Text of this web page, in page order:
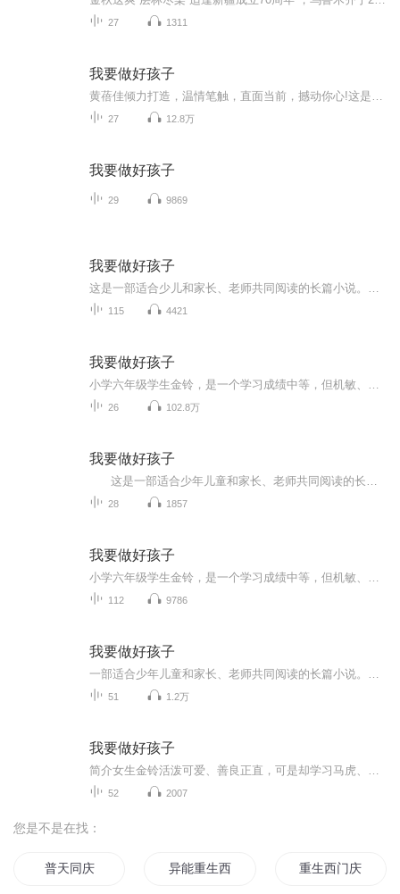
27 1311
我要做好孩子
27 12.8万
我要做好孩子
29 9869
我要做好孩子
115 4421
我要做好孩子
26 102.8万
我要做好孩子
28 1857
我要做好孩子
112 9786
我要做好孩子
51 1.2万
我要做好孩子
52 2007
您是不是在找：
普天同庆 异能重生西门庆 重生西门庆